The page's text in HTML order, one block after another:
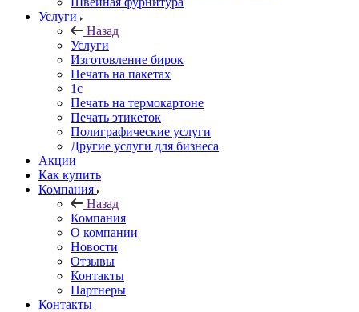
Услуги
Назад
Услуги
Изготовление бирок
Печать на пакетах
1c
Печать на термокартоне
Печать этикеток
Полиграфические услуги
Другие услуги для бизнеса
Акции
Как купить
Компания
Назад
Компания
О компании
Новости
Отзывы
Контакты
Партнеры
Контакты